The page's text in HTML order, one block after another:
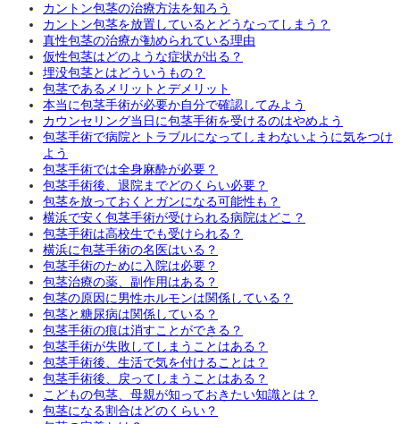
カントン包茎の治療方法を知ろう
カントン包茎を放置しているとどうなってしまう？
真性包茎の治療が勧められている理由
仮性包茎はどのような症状が出る？
埋没包茎とはどういうもの？
包茎であるメリットとデメリット
本当に包茎手術が必要か自分で確認してみよう
カウンセリング当日に包茎手術を受けるのはやめよう
包茎手術で病院とトラブルになってしまわないように気をつけ
よう
包茎手術では全身麻酔が必要？
包茎手術後、退院までどのくらい必要？
包茎を放っておくとガンになる可能性も？
横浜で安く包茎手術が受けられる病院はどこ？
包茎手術は高校生でも受けられる？
横浜に包茎手術の名医はいる？
包茎手術のために入院は必要？
包茎治療の薬、副作用はある？
包茎の原因に男性ホルモンは関係している？
包茎と糖尿病は関係している？
包茎手術の痕は消すことができる？
包茎手術が失敗してしまうことはある？
包茎手術後、生活で気を付けることは？
包茎手術後、戻ってしまうことはある？
こどもの包茎、母親が知っておきたい知識とは？
包茎になる割合はどのくらい？